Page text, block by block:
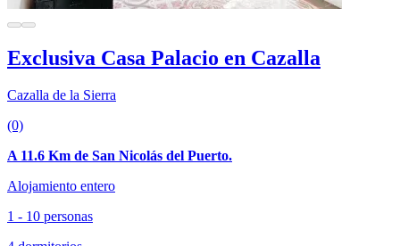
Exclusiva Casa Palacio en Cazalla
Cazalla de la Sierra
(0)
A 11.6 Km de San Nicolás del Puerto.
Alojamiento entero
1 - 10 personas